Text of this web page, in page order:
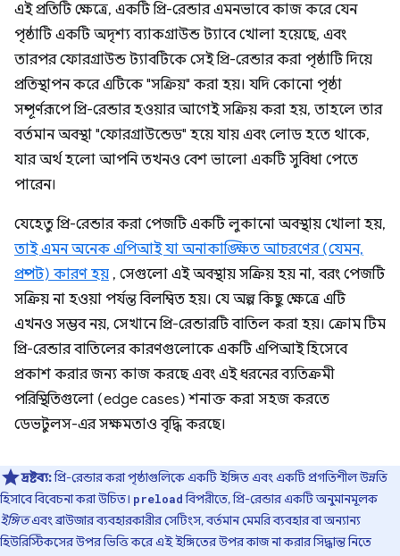
এই প্রতিটি ক্ষেত্রে, একটি প্রি-রেন্ডার এমনভাবে কাজ করে যেন
পৃষ্ঠাটি একটি অদৃশ্য ব্যাকগ্রাউন্ড ট্যাবে খোলা হয়েছে, এবং
তারপর ফোরগ্রাউন্ড ট্যাবটিকে সেই প্রি-রেন্ডার করা পৃষ্ঠাটি দিয়ে
প্রতিস্থাপন করে এটিকে "সক্রিয়" করা হয়। যদি কোনো পৃষ্ঠা
সম্পূর্ণরূপে প্রি-রেন্ডার হওয়ার আগেই সক্রিয় করা হয়, তাহলে তার
বর্তমান অবস্থা "ফোরগ্রাউন্ডেড" হয়ে যায় এবং লোড হতে থাকে,
যার অর্থ হলো আপনি তখনও বেশ ভালো একটি সুবিধা পেতে
পারেন।
যেহেতু প্রি-রেন্ডার করা পেজটি একটি লুকানো অবস্থায় খোলা হয়,
তাই এমন অনেক এপিআই যা অনাকাঙ্ক্ষিত আচরণের (যেমন,
প্রম্পট) কারণ হয় , সেগুলো এই অবস্থায় সক্রিয় হয় না, বরং পেজটি
সক্রিয় না হওয়া পর্যন্ত বিলম্বিত হয়। যে অল্প কিছু ক্ষেত্রে এটি
এখনও সম্ভব নয়, সেখানে প্রি-রেন্ডারটি বাতিল করা হয়। ক্রোম টিম
প্রি-রেন্ডার বাতিলের কারণগুলোকে একটি এপিআই হিসেবে
প্রকাশ করার জন্য কাজ করছে এবং এই ধরনের ব্যতিক্রমী
পরিস্থিতিগুলো (edge ​​cases) শনাক্ত করা সহজ করতে
ডেভটুলস-এর সক্ষমতাও বৃদ্ধি করছে।
দ্রষ্টব্য:প্রি-রেন্ডার করা পৃষ্ঠাগুলিকে একটি ইঙ্গিত এবং একটি প্রগতিশীল উন্নতি
হিসাবে বিবেচনা করা উচিত। preloadবিপরীতে, প্রি-রেন্ডার একটি অনুমানমূলক
ইঙ্গিতএবং ব্রাউজার ব্যবহারকারীর সেটিংস, বর্তমান মেমরি ব্যবহার বা অন্যান্য
হিউরিস্টিকসের উপর ভিত্তি করে এই ইঙ্গিতের উপর কাজ না করার সিদ্ধান্ত নিতে